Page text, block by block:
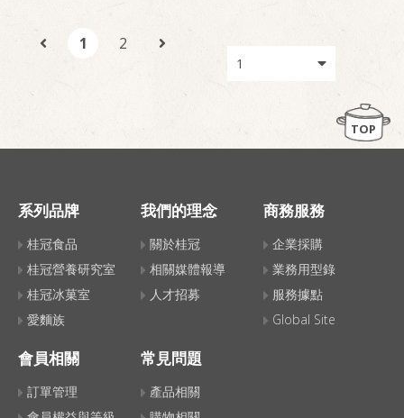
1 2
TOP
系列品牌
桂冠食品
桂冠營養研究室
桂冠冰菓室
愛麵族
我們的理念
關於桂冠
相關媒體報導
人才招募
商務服務
企業採購
業務用型錄
服務據點
Global Site
會員相關
訂單管理
常見問題
產品相關